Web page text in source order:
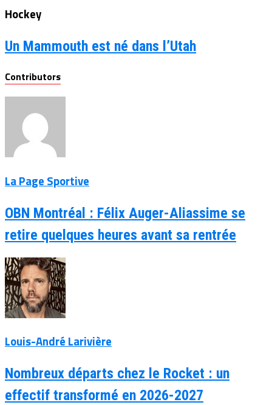
Hockey
Un Mammouth est né dans l’Utah
Contributors
La Page Sportive
OBN Montréal : Félix Auger-Aliassime se
retire quelques heures avant sa rentrée
Louis-André Larivière
Nombreux départs chez le Rocket : un
effectif transformé en 2026-2027